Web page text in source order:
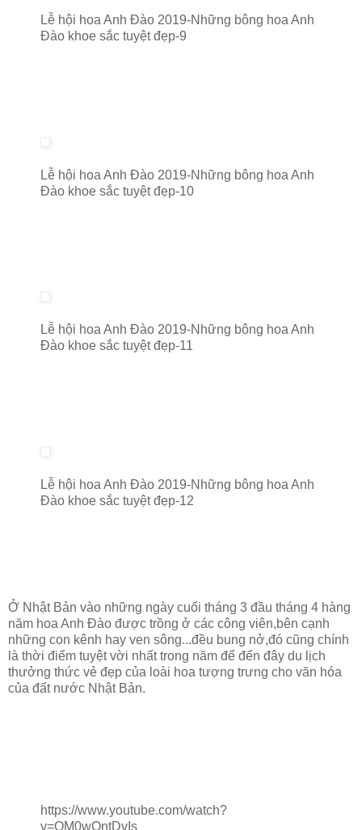
Lễ hội hoa Anh Đào 2019-Những bông hoa Anh
Đào khoe sắc tuyệt đẹp-9
Lễ hội hoa Anh Đào 2019-Những bông hoa Anh
Đào khoe sắc tuyệt đẹp-10
Lễ hội hoa Anh Đào 2019-Những bông hoa Anh
Đào khoe sắc tuyệt đẹp-11
Lễ hội hoa Anh Đào 2019-Những bông hoa Anh
Đào khoe sắc tuyệt đẹp-12
Ở Nhật Bản vào những ngày cuối tháng 3 đầu tháng 4 hàng
năm hoa Anh Đào được trồng ở các công viên,bên cạnh
những con kênh hay ven sông...đều bung nở,đó cũng chính
là thời điểm tuyệt vời nhất trong năm để đến đây du lịch
thưởng thức vẻ đẹp của loài hoa tượng trưng cho văn hóa
của đất nước Nhật Bản.
https://www.youtube.com/watch?
v=OM0wOntDvIs